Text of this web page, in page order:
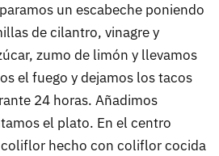
un escabeche poniendo
de cilantro, vinagre y
zumo de limón y llevamos
el fuego y dejamos los tacos
24 horas. Añadimos
el plato. En el centro
hecho con coliflor cocida